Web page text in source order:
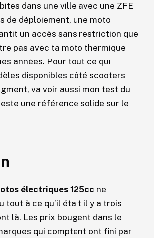
dans une ville avec une ZFE
de déploiement, une moto
un accès sans restriction que
pas avec ta moto thermique
années. Pour tout ce qui
disponibles côté scooters
va voir aussi mon test du
une référence solide sur le
électriques 125cc ne
tout à ce qu’il était il y a trois
là. Les prix bougent dans le
qui comptent ont fini par